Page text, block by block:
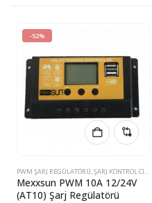
-52%
PWM ŞARJ REGÜLATÖRÜ,ŞARJ KONTROL CIHAZLARI
Mexxsun PWM 10A 12/24V
(AT10) Şarj Regülatörü